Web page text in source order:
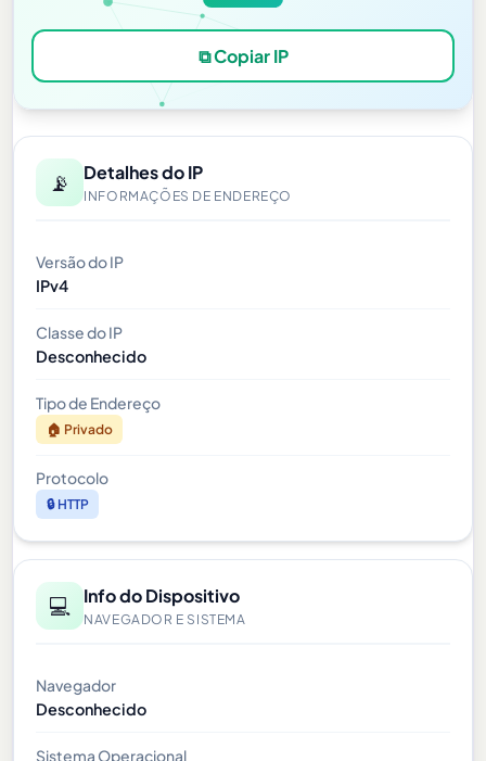
⧉ Copiar IP
📡 Detalhes do IP
INFORMAÇÕES DE ENDEREÇO
Versão do IP
IPv4
Classe do IP
Desconhecido
Tipo de Endereço
🏠 Privado
Protocolo
🔒 HTTP
💻 Info do Dispositivo
NAVEGADOR E SISTEMA
Navegador
Desconhecido
Sistema Operacional